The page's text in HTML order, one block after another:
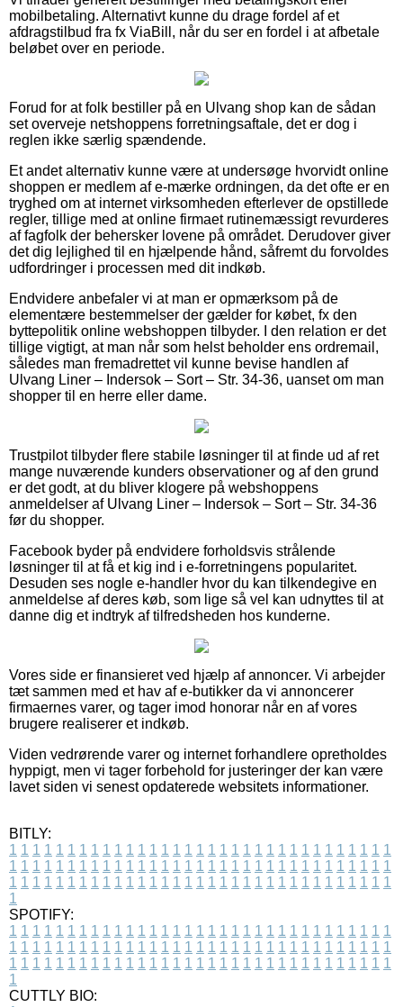
mobilbetaling. Alternativt kunne du drage fordel af et
afdragstilbud fra fx ViaBill, når du ser en fordel i at afbetale
beløbet over en periode.
Forud for at folk bestiller på en Ulvang shop kan de sådan
set overveje netshoppens forretningsaftale, det er dog i
reglen ikke særlig spændende.
Et andet alternativ kunne være at undersøge hvorvidt online
shoppen er medlem af e-mærke ordningen, da det ofte er en
tryghed om at internet virksomheden efterlever de opstillede
regler, tillige med at online firmaet rutinemæssigt revurderes
af fagfolk der behersker lovene på området. Derudover giver
det dig lejlighed til en hjælpende hånd, såfremt du forvoldes
udfordringer i processen med dit indkøb.
Endvidere anbefaler vi at man er opmærksom på de
elementære bestemmelser der gælder for købet, fx den
byttepolitik online webshoppen tilbyder. I den relation er det
tillige vigtigt, at man når som helst beholder ens ordremail,
således man fremadrettet vil kunne bevise handlen af
Ulvang Liner – Indersok – Sort – Str. 34-36, uanset om man
shopper til en herre eller dame.
Trustpilot tilbyder flere stabile løsninger til at finde ud af ret
mange nuværende kunders observationer og af den grund
er det godt, at du bliver klogere på webshoppens
anmeldelser af Ulvang Liner – Indersok – Sort – Str. 34-36
før du shopper.
Facebook byder på endvidere forholdsvis strålende
løsninger til at få et kig ind i e-forretningens popularitet.
Desuden ses nogle e-handler hvor du kan tilkendegive en
anmeldelse af deres køb, som lige så vel kan udnyttes til at
danne dig et indtryk af tilfredsheden hos kunderne.
Vores side er finansieret ved hjælp af annoncer. Vi arbejder
tæt sammen med et hav af e-butikker da vi annoncerer
firmaernes varer, og tager imod honorar når en af vores
brugere realiserer et indkøb.
Viden vedrørende varer og internet forhandlere opretholdes
hyppigt, men vi tager forbehold for justeringer der kan være
lavet siden vi senest opdaterede websitets informationer.
BITLY:
1 1 1 1 1 1 1 1 1 1 1 1 1 1 1 1 1 1 1 1 1 1 1 1 1 1 1 1 1 1 1 1 1
1 1 1 1 1 1 1 1 1 1 1 1 1 1 1 1 1 1 1 1 1 1 1 1 1 1 1 1 1 1 1 1 1
1 1 1 1 1 1 1 1 1 1 1 1 1 1 1 1 1 1 1 1 1 1 1 1 1 1 1 1 1 1 1 1 1
1
SPOTIFY:
1 1 1 1 1 1 1 1 1 1 1 1 1 1 1 1 1 1 1 1 1 1 1 1 1 1 1 1 1 1 1 1 1
1 1 1 1 1 1 1 1 1 1 1 1 1 1 1 1 1 1 1 1 1 1 1 1 1 1 1 1 1 1 1 1 1
1 1 1 1 1 1 1 1 1 1 1 1 1 1 1 1 1 1 1 1 1 1 1 1 1 1 1 1 1 1 1 1 1
1
CUTTLY BIO: